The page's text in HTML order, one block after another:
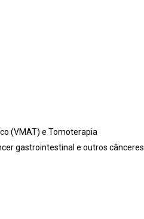
(VMAT) e Tomoterapia
gastrointestinal e outros cânceres